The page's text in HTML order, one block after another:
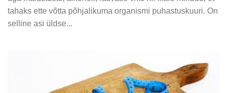
tahaks ette võtta põhjalikuma organismi puhastuskuuri. On
selline asi üldse...